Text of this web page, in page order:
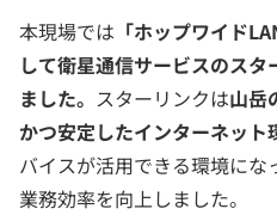
本現場では 「ホップワイド
して衛星通信サービスのス
ました。 スターリンクは山岳
かつ安定したインターネット
バイスが活用できる環境に
業務効率を向上しました。